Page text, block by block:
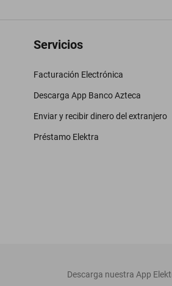
Servicios
Facturación Electrónica
Descarga App Banco Azteca
Enviar y recibir dinero del extranjero
Préstamo Elektra
Descarga nuestra App